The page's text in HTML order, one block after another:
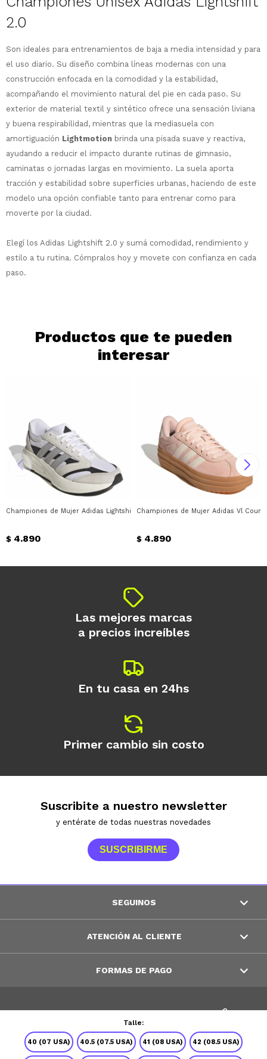
Talle:
40 (07 USA) 40.5 (07.5 USA) 41 (08 USA) 42 (08.5 USA)
2.0
Son ideales para entrenamientos de baja a media intensidad y para
el uso diario. Su diseño combina líneas modernas con una
construcción enfocada en la comodidad y la estabilidad,
acompañando el movimiento natural del pie en cada paso. Su
exterior de material textil y sintético ofrece una sensación liviana
y buena respirabilidad, mientras que la mediasuela con
amortiguación Lightmotion brinda una pisada suave y reactiva,
ayudando a reducir el impacto durante rutinas de gimnasio,
caminatas o jornadas largas en movimiento. La suela aporta
tracción y estabilidad sobre superficies urbanas, haciendo de este
modelo una opción confiable tanto para entrenar como para
moverte por la ciudad.
Elegí los Adidas Lightshift 2.0 y sumá comodidad, rendimiento y
estilo a tu rutina. Cómpralos hoy y movete con confianza en cada
paso.
Productos que te pueden
interesar
Championes de Mujer Adidas Lightshift 2.0 Adidas - Beige
$ 4.890
Championes de Mujer Adidas Vl
$ 4.890
Las mejores marcas
a precios increíbles
En tu casa en 24hs
Primer cambio sin costo
Suscribite a nuestro newsletter
y entérate de todas nuestras novedades
SUSCRIBIRME
SEGUINOS
ATENCIÓN AL CLIENTE
FORMAS DE PAGO
Comprá ahora y Pagá
Después, hasta en 12
cuotas y sin tocar tu
tarjeta de crédito
¡Sumate a la forma más ágil de
comprar!
Comprá en 3 cuotas sin recargo o hasta
en 12 cuotas * ¡Solo con tu cédula!
Verifica si estás calificado para comprar
con Pago Después:
Cédula de identidad
Día Mes Año
Estás calificado para comprar usando Pago
Después.
¡Tenés hasta
para comprar en las cuotas
* sujeto a aprobación crediticia. El monto
disponible puede variar por comercio
Ups!
Parece que no tenes oferta, lamentamos
el inconveniente, por cualquier duda
contactanos en
preguntas@pagodespues.com.uy
¡Algo salió mal!
Por favor intenta nuevamente mas tarde.